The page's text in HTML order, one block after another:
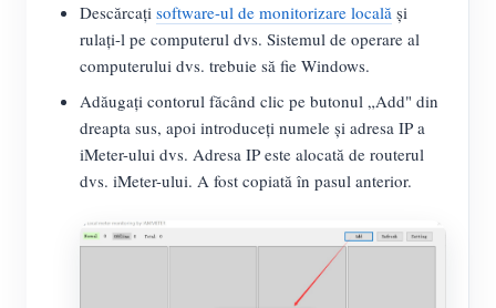
Descărcați software-ul de monitorizare locală și
rulați-l pe computerul dvs. Sistemul de operare al
computerului dvs. trebuie să fie Windows.
Adăugați contorul făcând clic pe butonul „Add" din
dreapta sus, apoi introduceți numele și adresa IP a
iMeter-ului dvs. Adresa IP este alocată de routerul
dvs. iMeter-ului. A fost copiată în pasul anterior.